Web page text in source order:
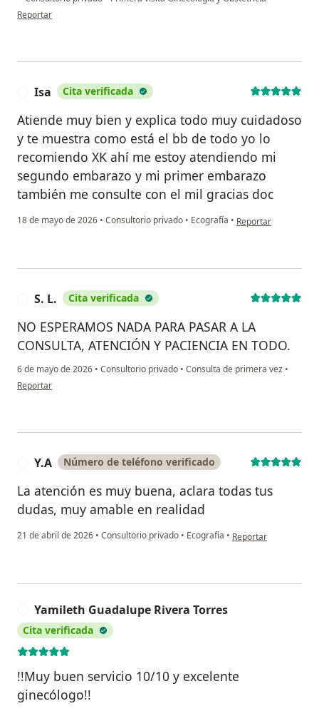
en opinión del usuario Carolina
Reportar
Isa Cita verificada
Atiende muy bien y explica todo muy cuidadoso
y te muestra como está el bb de todo yo lo
recomiendo XK ahí me estoy atendiendo mi
segundo embarazo y mi primer embarazo
también me consulte con el mil gracias doc
18 de mayo de 2026 • Consultorio privado • Ecografía • en opinión del
Reportar
S. L. Cita verificada
NO ESPERAMOS NADA PARA PASAR A LA
CONSULTA, ATENCIÓN Y PACIENCIA EN TODO.
6 de mayo de 2026 • Consultorio privado • Consulta de primera vez •
en opinión del usuario S. L.
Reportar
Y.A Número de teléfono verificado
La atención es muy buena, aclara todas tus
dudas, muy amable en realidad
21 de abril de 2026 • Consultorio privado • Ecografía • en opinión del
Reportar
Yamileth Guadalupe Rivera Torres
Cita verificada
!!Muy buen servicio 10/10 y excelente
ginecólogo!!